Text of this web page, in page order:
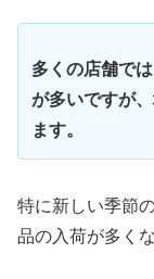
多くの店舗で
が多いですが
ます。
特に新しい季節
品の入荷が多く